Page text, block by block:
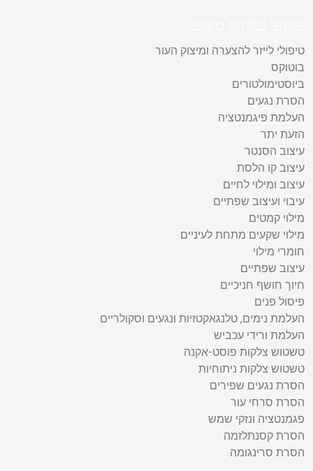
טיפולי לייזר להצערה ומיצוק העור
בוטוקס
ביוסטימולטורים
הסרת נגעים
העלמת פיגמנטציה
הזעת יתר
עיצוב הסנטר
עיצוב קו הלסת
עיצוב ומילוי לחיים
עיבוי ועיצוב שפתיים
מילוי קמטים
מילוי שקעים מתחת לעיניים
חומרי מילוי
עיצוב שפתיים
חיוך חושף חניכיים
פיסול פנים
העלמת נימים, טלנגאקטזיות ונגעים וסקולריים
העלמת ורידי עכביש
טשטוש צלקות פוסט-אקנה
טשטוש צלקות ניתוחיות
הסרת נגעים שפירים
הסרת סרחי עור
פגמנטציה ונזקי שמש
הסרת קסנתלזמה
הסרת סרינגומה